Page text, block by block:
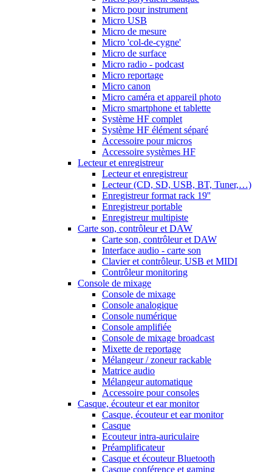
Micro pour instrument
Micro USB
Micro de mesure
Micro 'col-de-cygne'
Micro de surface
Micro radio - podcast
Micro reportage
Micro canon
Micro caméra et appareil photo
Micro smartphone et tablette
Système HF complet
Système HF élément séparé
Accessoire pour micros
Accessoire systèmes HF
Lecteur et enregistreur
Lecteur et enregistreur
Lecteur (CD, SD, USB, BT, Tuner,…)
Enregistreur format rack 19''
Enregistreur portable
Enregistreur multipiste
Carte son, contrôleur et DAW
Carte son, contrôleur et DAW
Interface audio - carte son
Clavier et contrôleur, USB et MIDI
Contrôleur monitoring
Console de mixage
Console de mixage
Console analogique
Console numérique
Console amplifiée
Console de mixage broadcast
Mixette de reportage
Mélangeur / zoneur rackable
Matrice audio
Mélangeur automatique
Accessoire pour consoles
Casque, écouteur et ear monitor
Casque, écouteur et ear monitor
Casque
Ecouteur intra-auriculaire
Préamplificateur
Casque et écouteur Bluetooth
Casque conférence et gaming